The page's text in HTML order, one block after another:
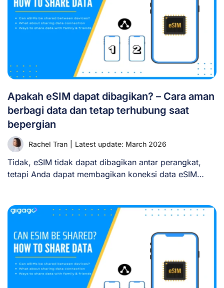
Apakah eSIM dapat dibagikan? – Cara aman
berbagi data dan tetap terhubung saat
bepergian
Rachel Tran Latest update: March 2026
Tidak, eSIM tidak dapat dibagikan antar perangkat,
tetapi Anda dapat membagikan koneksi data eSIM